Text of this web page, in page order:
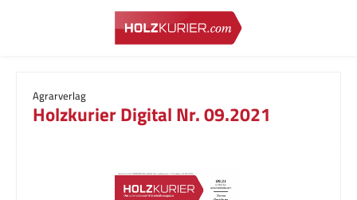
Zum Hauptinhalt springen
Agrarverlag
Holzkurier Digital Nr. 09.2021
Bildergalerie überspringen